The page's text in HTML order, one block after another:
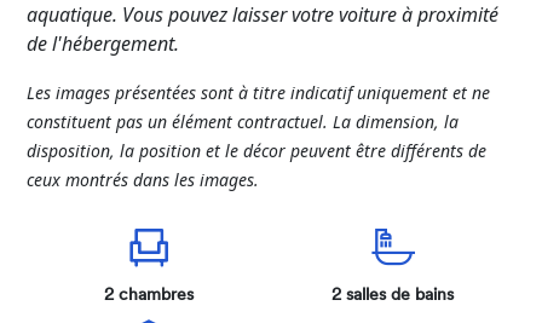
aquatique. Vous pouvez laisser votre voiture à proximité
de l'hébergement.
Les images présentées sont à titre indicatif uniquement et ne
constituent pas un élément contractuel. La dimension, la
disposition, la position et le décor peuvent être différents de
ceux montrés dans les images.
2 chambres 2 salles de bains